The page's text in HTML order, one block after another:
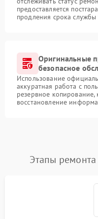
предоставляется
продления срока службы
Оригинальные
безопасное
Использование
аккуратная работа с
резервное
восстановление
Этапы